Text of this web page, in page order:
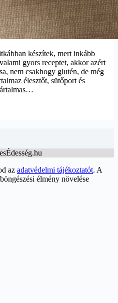
készítek, mert inkább
gyors receptet, akkor azért
nem csakhogy glutén, de még
élesztőt, sütőport és
az adatvédelmi tájékoztatót. A
élmény növelése